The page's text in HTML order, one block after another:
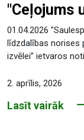
"Ceļojums
01.04.2026
līdzdalības norises
izvēlei” ietvaros
2. aprīlis, 2026
Lasīt vairāk